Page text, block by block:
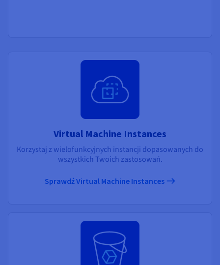
Virtual Machine Instances
Korzystaj z wielofunkcyjnych instancji dopasowanych do
wszystkich Twoich zastosowań.
Sprawdź Virtual Machine Instances